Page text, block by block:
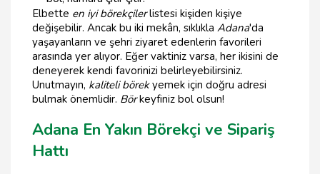
Elbette en iyi börekçilerlistesi kişiden kişiye
değişebilir. Ancak bu iki mekân, sıklıkla Adana'da
yaşayanların ve şehri ziyaret edenlerin favorileri
arasında yer alıyor. Eğer vaktiniz varsa, her ikisini de
deneyerek kendi favorinizi belirleyebilirsiniz.
Unutmayın, kaliteli börekyemek için doğru adresi
bulmak önemlidir. Börkeyfiniz bol olsun!
Adana En Yakın Börekçi ve Sipariş
Hattı